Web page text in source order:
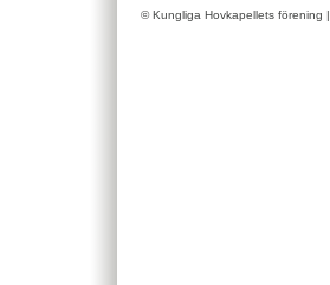
© Kungliga Hovkapellets förening |